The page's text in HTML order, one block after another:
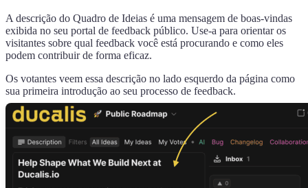
A descrição do Quadro de Ideias é uma mensagem de boas-vindas
exibida no seu portal de feedback público. Use-a para orientar os
visitantes sobre qual feedback você está procurando e como eles
podem contribuir de forma eficaz.
Os votantes veem essa descrição no lado esquerdo da página como
sua primeira introdução ao seu processo de feedback.